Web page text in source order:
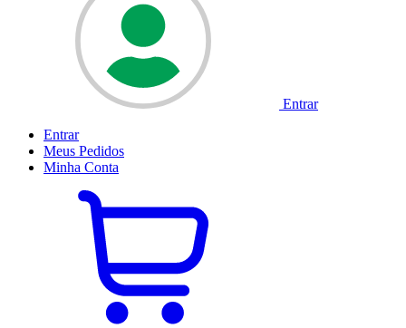
Entrar
Entrar
Meus Pedidos
Minha Conta